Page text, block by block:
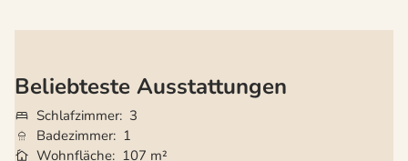
Beliebteste Ausstattungen
Schlafzimmer 3
Badezimmer 1
Wohnfläche 107 m²